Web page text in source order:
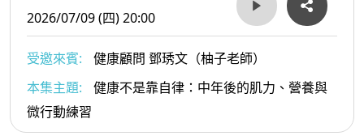
2026/07/09 (四) 20:00
受邀來賓:
健康顧問 鄧琇文（柚子老師）
本集主題:
健康不是靠自律：中年後的肌力、營養與
微行動練習